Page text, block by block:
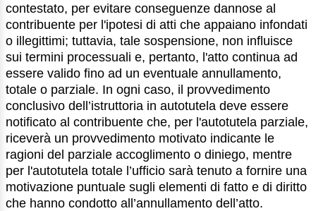
contestato, per evitare conseguenze dannose al
contribuente per l'ipotesi di atti che appaiano infondati
o illegittimi; tuttavia, tale sospensione, non influisce
sui termini processuali e, pertanto, l'atto continua ad
essere valido fino ad un eventuale annullamento,
totale o parziale. In ogni caso, il provvedimento
conclusivo dell’istruttoria in autotutela deve essere
notificato al contribuente che, per l'autotutela parziale,
riceverà un provvedimento motivato indicante le
ragioni del parziale accoglimento o diniego, mentre
per l'autotutela totale l’ufficio sarà tenuto a fornire una
motivazione puntuale sugli elementi di fatto e di diritto
che hanno condotto all’annullamento dell’atto.